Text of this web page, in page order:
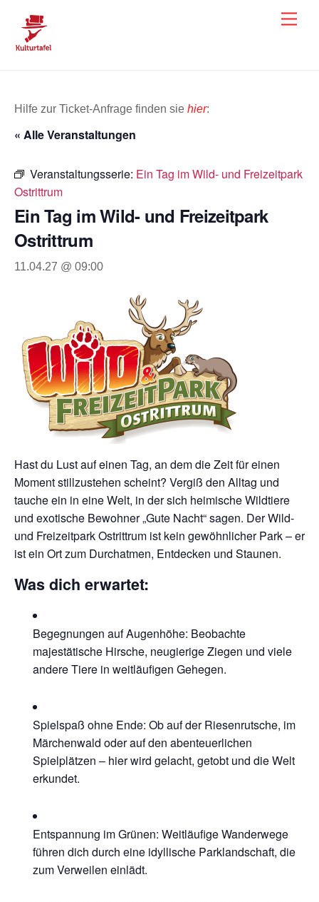
content
Hilfe zur Ticket-Anfrage finden sie hier:
« Alle Veranstaltungen
Veranstaltungsserie: Ein Tag im Wild- und Freizeitpark
Ostrittrum
Ein Tag im Wild- und Freizeitpark
Ostrittrum
11.04.27 @ 09:00
Hast du Lust auf einen Tag, an dem die Zeit für einen
Moment stillzustehen scheint? Vergiß den Alltag und
tauche ein in eine Welt, in der sich heimische Wildtiere
und exotische Bewohner „Gute Nacht“ sagen. Der Wild-
und Freizeitpark Ostrittrum ist kein gewöhnlicher Park – er
ist ein Ort zum Durchatmen, Entdecken und Staunen.
Was dich erwartet:
Begegnungen auf Augenhöhe: Beobachte
majestätische Hirsche, neugierige Ziegen und viele
andere Tiere in weitläufigen Gehegen.
Spielspaß ohne Ende: Ob auf der Riesenrutsche, im
Märchenwald oder auf den abenteuerlichen
Spielplätzen – hier wird gelacht, getobt und die Welt
erkundet.
Entspannung im Grünen: Weitläufige Wanderwege
führen dich durch eine idyllische Parklandschaft, die
zum Verweilen einlädt.